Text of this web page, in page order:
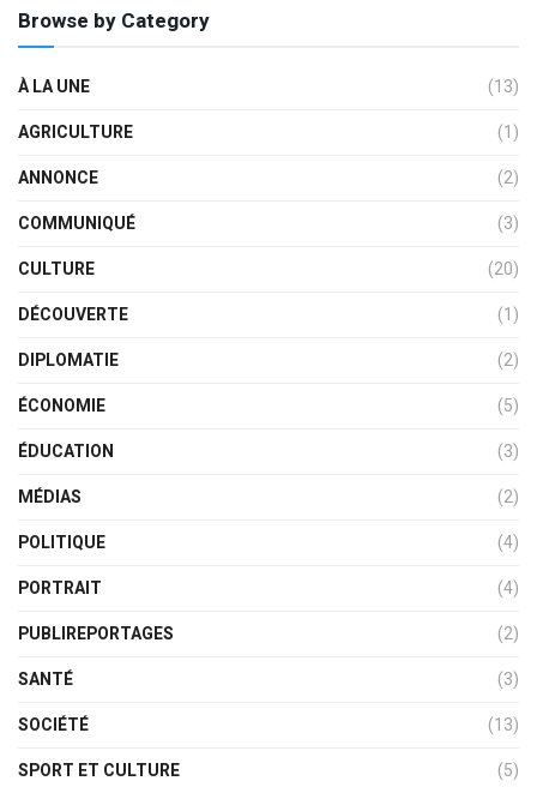
Browse by Category
À LA UNE
(13)
AGRICULTURE
(1)
ANNONCE
(2)
COMMUNIQUÉ
(3)
CULTURE
(20)
DÉCOUVERTE
(1)
DIPLOMATIE
(2)
ÉCONOMIE
(5)
ÉDUCATION
(3)
MÉDIAS
(2)
POLITIQUE
(4)
PORTRAIT
(4)
PUBLIREPORTAGES
(2)
SANTÉ
(3)
SOCIÉTÉ
(13)
SPORT ET CULTURE
(5)